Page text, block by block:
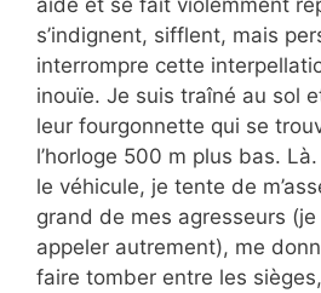
aide et se fait violemment
s’indignent, sifflent, mais
interrompre cette
inouïe. Je suis traîné au sol
leur fourgonnette qui se
l’horloge 500 m plus bas.
le véhicule, je tente de
grand de mes agresseurs
appeler autrement), me
faire tomber entre les